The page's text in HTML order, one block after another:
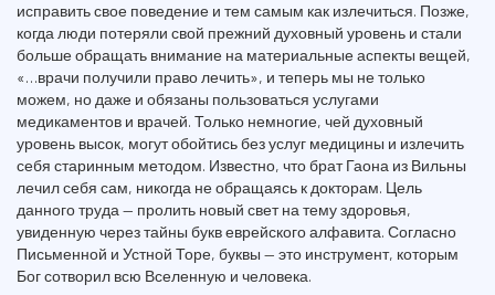
исправить свое поведение и тем самым как излечиться. Позже,
когда люди потеряли свой прежний духовный уровень и стали
больше обращать внимание на материальные аспекты вещей,
«…врачи получили право лечить», и теперь мы не только
можем, но даже и обязаны пользоваться услугами
медикаментов и врачей. Только немногие, чей духовный
уровень высок, могут обойтись без услуг медицины и излечить
себя старинным методом. Известно, что брат Гаона из Вильны
лечил себя сам, никогда не обращаясь к докторам. Цель
данного труда — пролить новый свет на тему здоровья,
увиденную через тайны букв еврейского алфавита. Согласно
Письменной и Устной Торе, буквы — это инструмент, которым
Бог сотворил всю Вселенную и человека.